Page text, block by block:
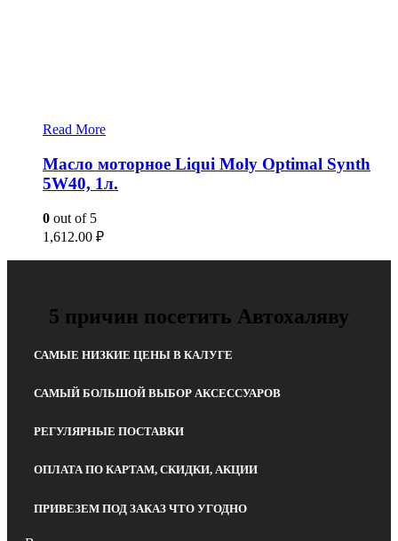
Read More
Масло моторное Liqui Moly Optimal Synth
5W40, 1л.
0 out of 5
1,612.00 ₽
5 причин посетить Автохаляву
САМЫЕ НИЗКИЕ ЦЕНЫ В КАЛУГЕ
САМЫЙ БОЛЬШОЙ ВЫБОР АКСЕССУАРОВ
РЕГУЛЯРНЫЕ ПОСТАВКИ
ОПЛАТА ПО КАРТАМ, СКИДКИ, АКЦИИ
ПРИВЕЗЕМ ПОД ЗАКАЗ ЧТО УГОДНО